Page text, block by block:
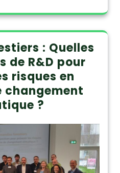
: Quelles
de R&D pour
risques en
changement
?